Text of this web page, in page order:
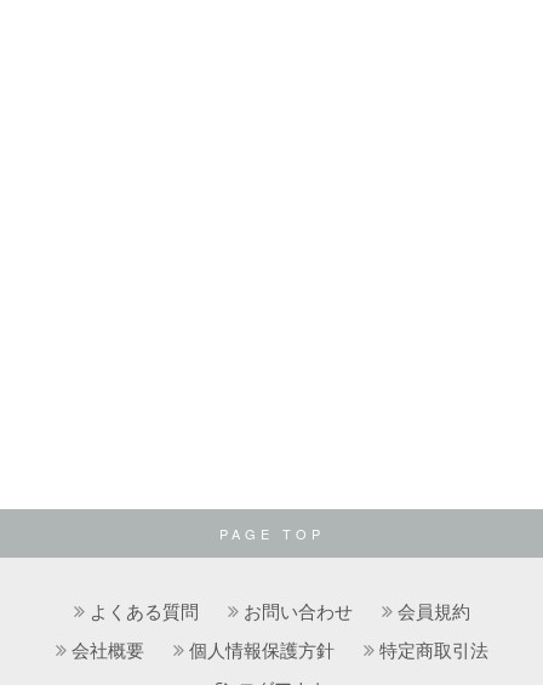
PAGE TOP
よくある質問 お問い合わせ
会員規約
会社概要
個人情報保護方針
特定商取引法